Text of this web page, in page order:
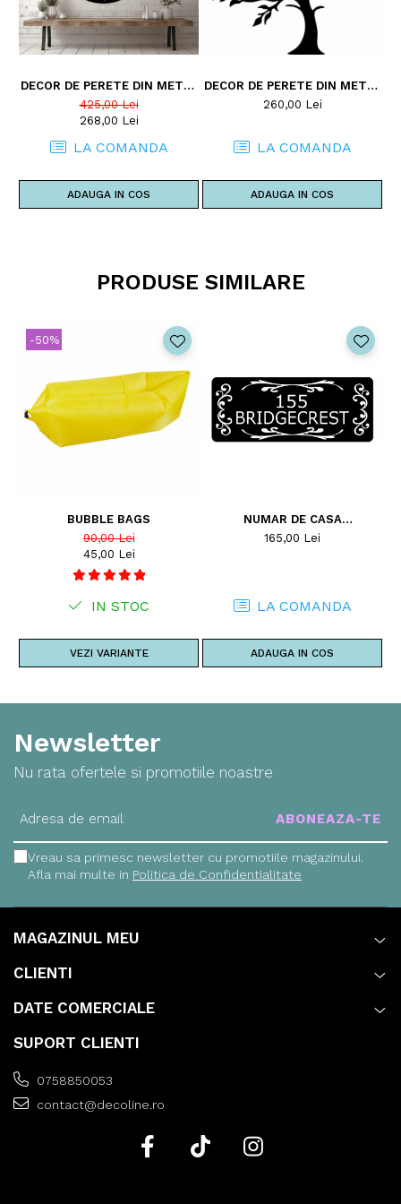
DECOR DE PERETE DIN METAL
- POMUL VIETII - MODEL D1
425,00 Lei
268,00 Lei
LA COMANDA
ADAUGA IN COS
DECOR DE PERETE DIN METAL
- POMUL VIETII - MODEL
TREE2
260,00 Lei
LA COMANDA
ADAUGA IN COS
PRODUSE SIMILARE
-50%
BUBBLE BAGS
90,00 Lei
45,00 Lei
IN STOC
VEZI VARIANTE
NUMAR DE CASA
PERSONALIZAT
165,00 Lei
LA COMANDA
ADAUGA IN COS
Newsletter
Nu rata ofertele si promotiile noastre
Vreau sa primesc newsletter cu promotiile magazinului.
Afla mai multe in Politica de Confidentialitate
MAGAZINUL MEU
CLIENTI
DATE COMERCIALE
SUPORT CLIENTI
0758850053
contact@decoline.ro